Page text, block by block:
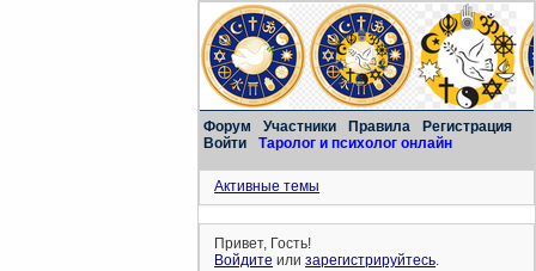
Форум Участники Правила
Регистрация
Войти
Таролог и психолог онлайн
Активные темы
Привет, Гость!
Войдите илизарегистрируйтесь.